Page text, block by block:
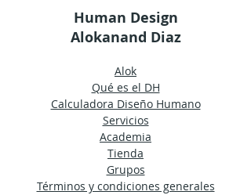
Human Design
Alokanand Diaz
Alok
Qué es el DH
Calculadora Diseño Humano
Servicios
Academia
Tienda
Grupos
Términos y condiciones generales